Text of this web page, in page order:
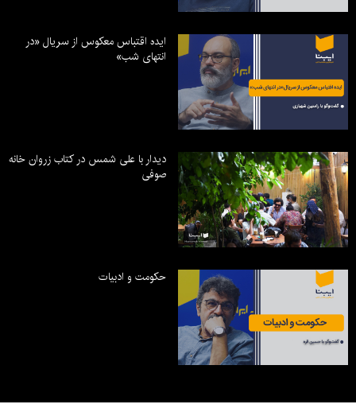
ایده اقتباس معکوس از سریال «در
انتهای شب»
دیدار با علی شمس در کتاب زروان خانه
صوفی
حکومت و ادبیات